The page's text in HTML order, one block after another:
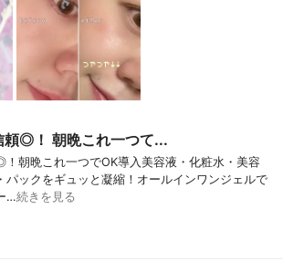
頼◎！ 朝晩これ一つて...
朝晩これ一つでOK導入美容液・化粧水・美容
パックをギュッと凝縮！オールインワンジェルで
…続きを見る